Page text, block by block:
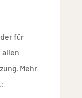
für
allen
Mehr